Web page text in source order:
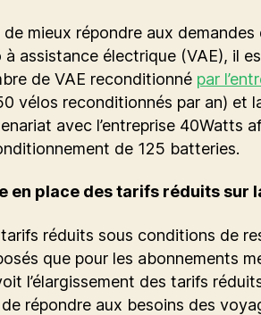
de mieux répondre aux
à assistance électrique (VAE), il
de VAE reconditionné par
vélos reconditionnés par an) et
avec l’entreprise 40Watts
de 125 batteries.
en place des tarifs réduits sur
réduits sous conditions de
que pour les abonnements
l’élargissement des tarifs
répondre aux besoins des